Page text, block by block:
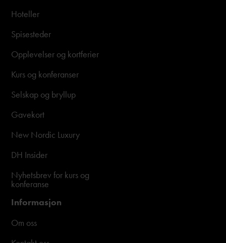
Hoteller
Spisesteder
Opplevelser og kortferier
Kurs og konferanser
Selskap og bryllup
Gavekort
New Nordic Luxury
DH Insider
Nyhetsbrev for kurs og
konferanse
Informasjon
Om oss